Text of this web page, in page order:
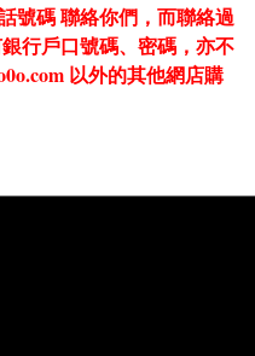
號碼 聯絡你們，而聯絡過
行戶口號碼、密碼，亦不
以外的其他網店購